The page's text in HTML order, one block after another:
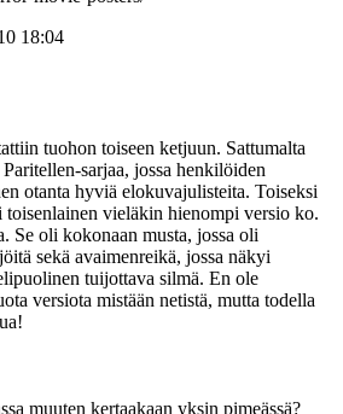
18:04
tuohon toiseen ketjuun. Sattumalta
sarjaa, jossa henkilöiden
otanta hyviä elokuvajulisteita. Toiseksi
toisenlainen vieläkin hienompi versio ko.
Se oli kokonaan musta, jossa oli
sekä avaimenreikä, jossa näkyi
tuijottava silmä. En ole
versiota mistään netistä, mutta todella
muuten kertaakaan yksin pimeässä?